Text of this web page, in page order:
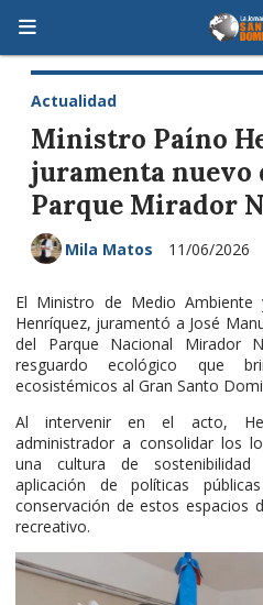
Ministro Paíno
juramenta
Parque Mirador
Actualidad
11/06/2026
Mila Matos
El Ministro de Medio Ambiente
Henríquez, juramentó a José
del Parque Nacional Mirador
resguardo ecológico que
ecosistémicos al Gran Santo
Al intervenir en el acto,
administrador a consolidar los
una cultura de sostenibilidad
aplicación de políticas
conservación de estos espacios
recreativo.